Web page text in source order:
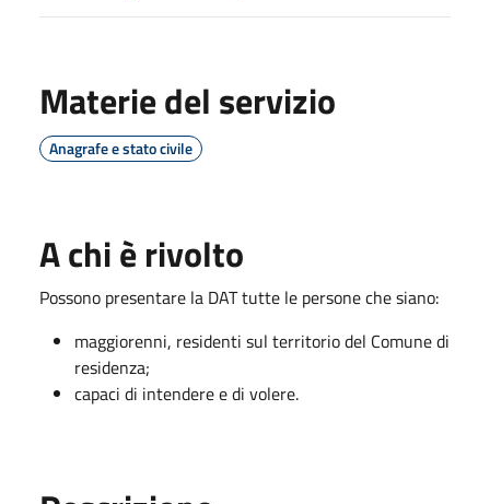
Materie del servizio
Anagrafe e stato civile
A chi è rivolto
Possono presentare la DAT tutte le persone che siano:
maggiorenni, residenti sul territorio del Comune di
residenza;
capaci di intendere e di volere.